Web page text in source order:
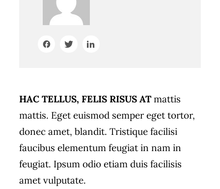
HAC TELLUS, FELIS RISUS ATmattis
mattis. Eget euismod semper eget tortor,
donec amet, blandit. Tristique facilisi
faucibus elementum feugiat in nam in
feugiat. Ipsum odio etiam duis facilisis
amet vulputate.